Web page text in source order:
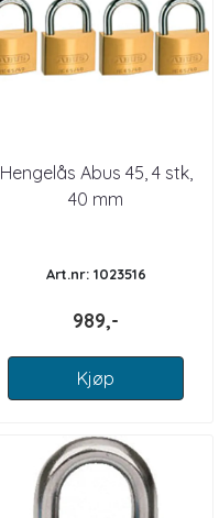
Hengelås Abus 45, 4 stk,
40 mm
Art.nr: 1023516
989,-
Kjøp